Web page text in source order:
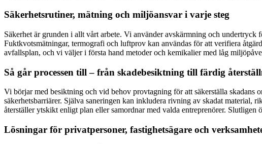
Säkerhetsrutiner, mätning och miljöansvar i varje steg
Säkerhet är grunden i allt vårt arbete. Vi använder avskärmning och
Fuktkvotsmätningar, termografi och luftprov kan användas för att verifiera
avfallsplan, och vi väljer i första hand metoder och kemikalier med låg
Så går processen till – från skadebesiktning till färdig
Vi börjar med besiktning och vid behov provtagning för att säkerställa skadans
säkerhetsbarriärer. Själva saneringen kan inkludera rivning av skadat
återställer ytskikt enligt plan eller samordnar med valda entreprenörer.
Lösningar för privatpersoner, fastighetsägare och